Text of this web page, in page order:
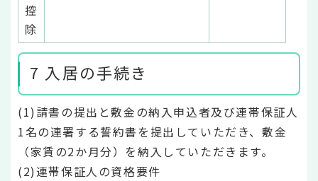
控
除
7 入居の手続き
(1)請書の提出と敷金の納入申込者及び連帯保証人
1名の連署する誓約書を提出していただき、敷金
（家賃の2か月分）を納入していただきます。
(2)連帯保証人の資格要件